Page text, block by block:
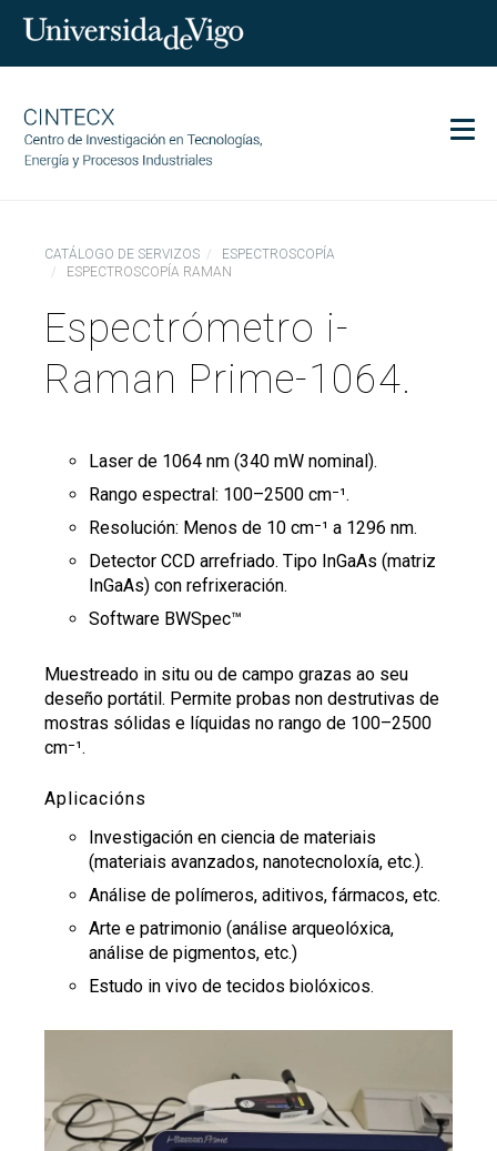
Investigación
Servizos
Ciencia e sociedade
Igualdade
EN Search
Buscar
por:
BUSCAR
CATÁLOGO DE SERVIZOS
ESPECTROSCOPÍA
ESPECTROSCOPÍA RAMAN
Espectrómetro i-
Raman Prime-1064.
Laser de 1064 nm (340 mW nominal).
Rango espectral: 100–2500 cm⁻¹.
Resolución: Menos de 10 cm⁻¹ a 1296 nm.
Detector CCD arrefriado. Tipo InGaAs (matriz
InGaAs) con refrixeración.
Software BWSpec™
Muestreado in situ ou de campo grazas ao seu
deseño portátil. Permite probas non destrutivas de
mostras sólidas e líquidas no rango de 100–2500
cm⁻¹.
Aplicacións
Investigación en ciencia de materiais
(materiais avanzados, nanotecnoloxía, etc.).
Análise de polímeros, aditivos, fármacos, etc.
Arte e patrimonio (análise arqueolóxica,
análise de pigmentos, etc.)
Estudo in vivo de tecidos biolóxicos.